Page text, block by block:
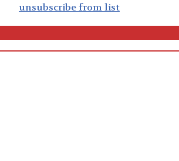
unsubscribe from list